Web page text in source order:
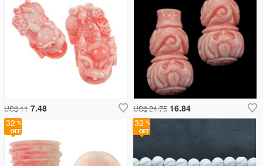
32
US$ 24.75 16.84
32
US$ 11 7.48